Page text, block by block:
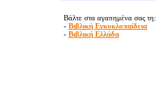
Βάλτε στα αγαπημένα σας τη:
- Βιβλική Εγκυκλοπαίδεια
- Βιβλική Ελλάδα